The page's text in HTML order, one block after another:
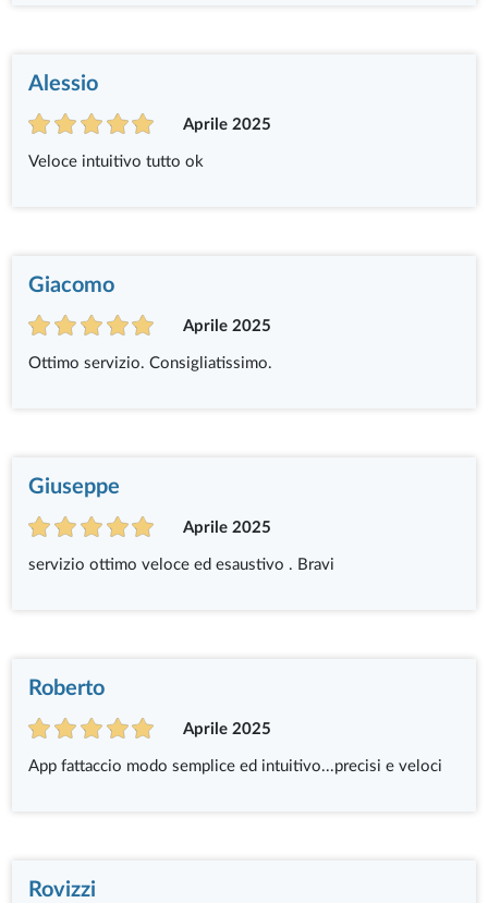
Alessio
Aprile 2025
Veloce intuitivo tutto ok
Giacomo
Aprile 2025
Ottimo servizio. Consigliatissimo.
Giuseppe
Aprile 2025
servizio ottimo veloce ed esaustivo . Bravi
Roberto
Aprile 2025
App fattaccio modo semplice ed intuitivo...precisi e veloci
Rovizzi